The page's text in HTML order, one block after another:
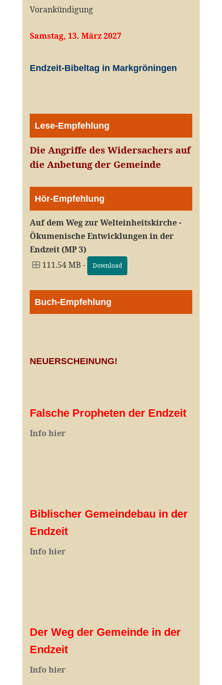
Vorankündigung
Samstag, 13. März 2027
Endzeit-Bibeltag in Markgröningen
Lese-Empfehlung
Die Angriffe des Widersachers auf
die Anbetung der Gemeinde
Hör-Empfehlung
Auf dem Weg zur Welteinheitskirche -
Ökumenische Entwicklungen in der
Endzeit (MP 3)
111.54 MB -
Download
Buch-Empfehlung
NEUERSCHEINUNG!
Falsche Propheten der Endzeit
Info hier
Biblischer Gemeindebau in der
Endzeit
Info hier
Der Weg der Gemeinde in der
Endzeit
Info hier